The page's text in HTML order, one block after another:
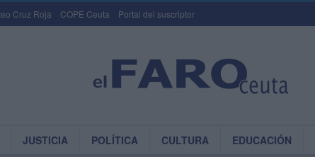
Cruz Roja COPE Ceuta Portal del suscriptor
JUSTICIA POLÍTICA CULTURA EDUCACIÓN